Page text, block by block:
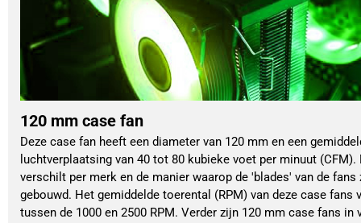
120 mm case fan
Deze case fan heeft een diameter van 120 mm en een
luchtverplaatsing van 40 tot 80 kubieke voet per minuut (CFM).
verschilt per merk en de manier waarop de 'blades' van de fans
gebouwd. Het gemiddelde toerental (RPM) van deze case fans
tussen de 1000 en 2500 RPM. Verder zijn 120 mm case fans in